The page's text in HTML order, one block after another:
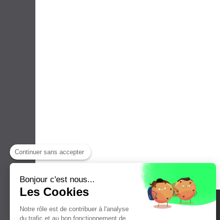
Continuer sans accepter
Bonjour c'est nous...
Les Cookies
Notre rôle est de contribuer à l'analyse
du trafic et au bon fonctionnement de